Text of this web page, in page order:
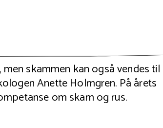
skammen kan også vendes til
Anette Holmgren. På årets
om skam og rus.